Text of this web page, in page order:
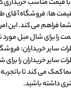
با قیمت مناسب خریداری
ها: فروشگاه آقای
شما فراهم می کند. این
را برای شال مبل مورد
سایر خریداران:
سایر خریداران را
کمک می کند تا
داشته باشید.